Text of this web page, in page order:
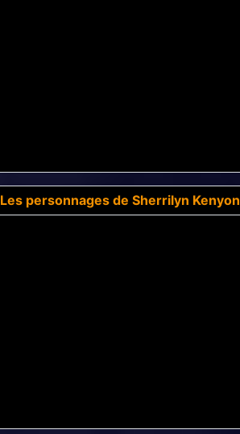
Les personnages de Sherrilyn Kenyon